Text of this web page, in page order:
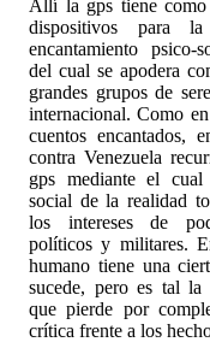
Allí la gps tiene
dispositivos para
encantamiento psico-
del cual se apodera
grandes grupos de
internacional. Como
cuentos encantados,
contra Venezuela
gps mediante el
social de la realidad
los intereses de
políticos y militares.
humano tiene una
sucede, pero es tal la
que pierde por
crítica frente a los